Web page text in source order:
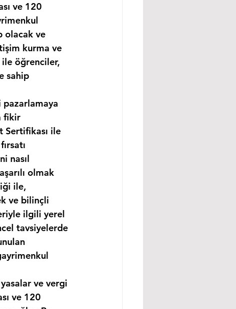
ve 120
olacak ve
kurma ve
öğrenciler,
sahip
pazarlamaya
fikir
Sertifikası ile
nasıl
olmak
ile,
ve bilinçli
ilgili yerel
tavsiyelerde
ve vergi
ve 120